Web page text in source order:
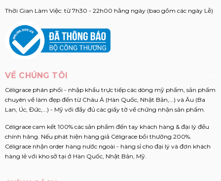
Thời Gian Làm Việc: từ 7h30 - 22h00 hằng ngày (bao gồm các ngày Lễ)
VỀ CHÚNG TÔI
Céligrace phân phối - nhập khẩu trực tiếp các dòng mỹ phẩm, sản phẩm
chuyên về làm đẹp đến từ Châu Á (Hàn Quốc, Nhật Bản,...) và Âu (Ba
Lan, Úc, Đức,...) - Mỹ với đầy đủ các giấy tờ về chứng nhận sản phẩm.
Céligrace cam kết 100% các sản phẩm đến tay khách hàng & đại lý đều
chính hãng. Nếu phát hiện hàng giả Céligrace bồi thường 200%.
Céligrace nhận order hàng nước ngoài - hàng sỉ cho đại lý và đơn khách
hàng lẻ với kho sở tại ở Hàn Quốc, Nhật Bản, Mỹ.